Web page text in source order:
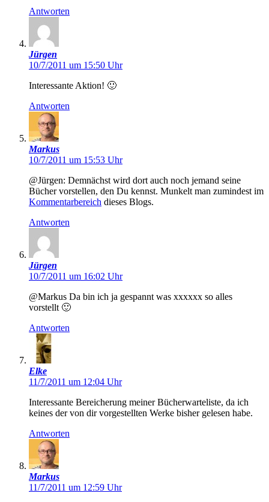
Antworten
Jürgen
10/7/2011 um 15:50 Uhr
Interessante Aktion! 🙂
Antworten
Markus
10/7/2011 um 15:53 Uhr
@Jürgen: Demnächst wird dort auch noch jemand seine
Bücher vorstellen, den Du kennst. Munkelt man zumindest im
Kommentarbereich dieses Blogs.
Antworten
Jürgen
10/7/2011 um 16:02 Uhr
@Markus Da bin ich ja gespannt was xxxxxx so alles
vorstellt 🙂
Antworten
Elke
11/7/2011 um 12:04 Uhr
Interessante Bereicherung meiner Bücherwarteliste, da ich
keines der von dir vorgestellten Werke bisher gelesen habe.
Antworten
Markus
11/7/2011 um 12:59 Uhr